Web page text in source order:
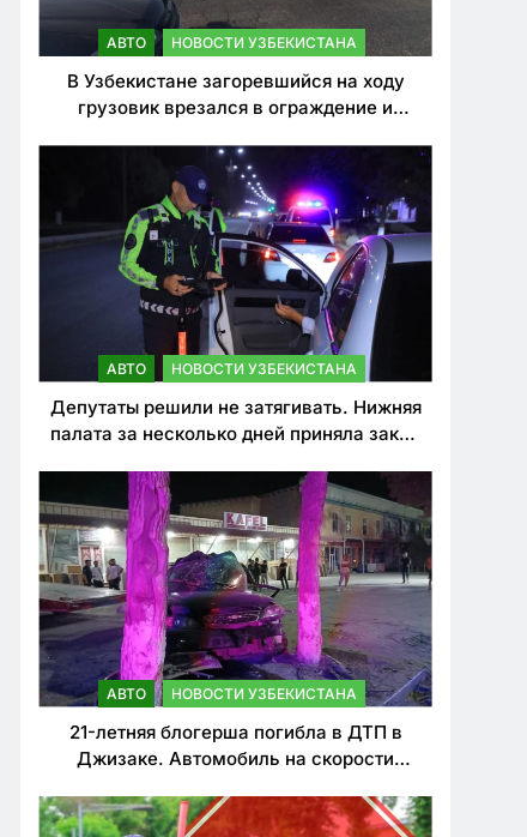
АВТО НОВОСТИ УЗБЕКИСТАНА
В Узбекистане загоревшийся на ходу
грузовик врезался в ограждение и
АВТО НОВОСТИ УЗБЕКИСТАНА
Депутаты решили не затягивать. Нижняя
палата за несколько дней приняла закон
нарушителей ПДД
АВТО НОВОСТИ УЗБЕКИСТАНА
21-летняя блогерша погибла в ДТП в
Джизаке. Автомобиль на скорости